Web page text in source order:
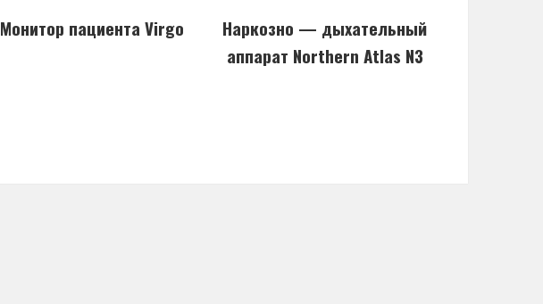
Монитор пациента Virgo
Наркозно — дыхательный
аппарат Northern Atlas N3